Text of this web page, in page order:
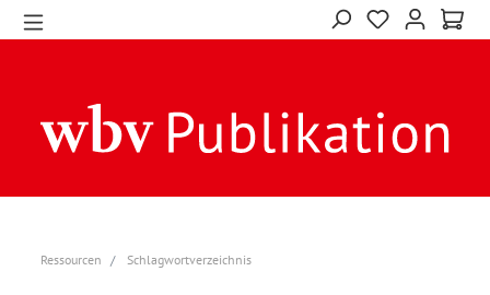
Ressourcen Schlagwortverzeichnis